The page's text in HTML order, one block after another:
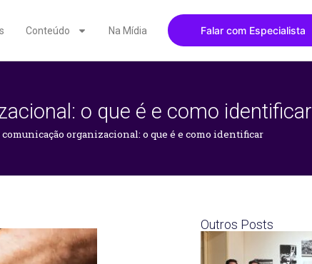
Conteúdo Na Mídia Falar com Especialista
o que é e como identificar
organizacional: o que é e como identificar
Outros Posts